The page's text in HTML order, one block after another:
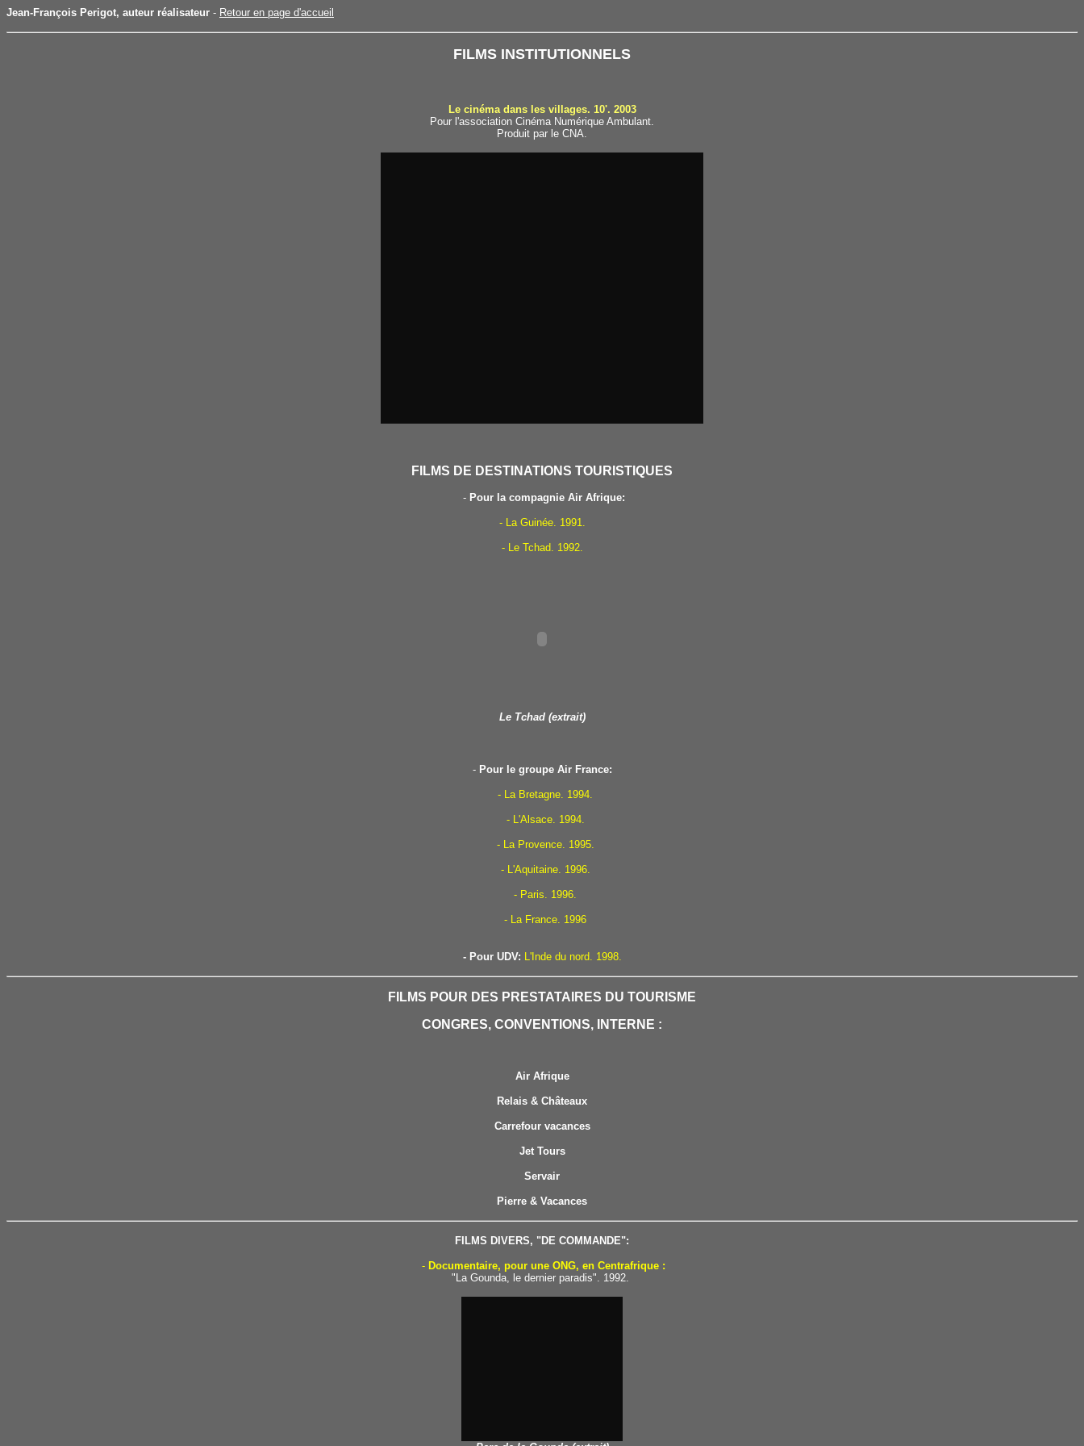
Jean-François Perigot, auteur réalisateur - Retour en page d'accueil
FILMS INSTITUTIONNELS
Le cinéma dans les villages. 10'. 2003
Pour l'association Cinéma Numérique Ambulant.
Produit par le CNA.
FILMS DE DESTINATIONS TOURISTIQUES
- Pour la compagnie Air Afrique:
- La Guinée. 1991.
- Le Tchad. 1992.
Le Tchad (extrait)
- Pour le groupe Air France:
- La Bretagne. 1994.
- L'Alsace. 1994.
- La Provence. 1995.
- L'Aquitaine. 1996.
- Paris. 1996.
- La France. 1996
- Pour UDV: L'Inde du nord. 1998.
FILMS POUR DES PRESTATAIRES DU TOURISME
CONGRES, CONVENTIONS, INTERNE :
Air Afrique
Relais & Châteaux
Carrefour vacances
Jet Tours
Servair
Pierre & Vacances
FILMS DIVERS, "DE COMMANDE":
- Documentaire, pour une ONG, en Centrafrique :
"La Gounda, le dernier paradis". 1992.